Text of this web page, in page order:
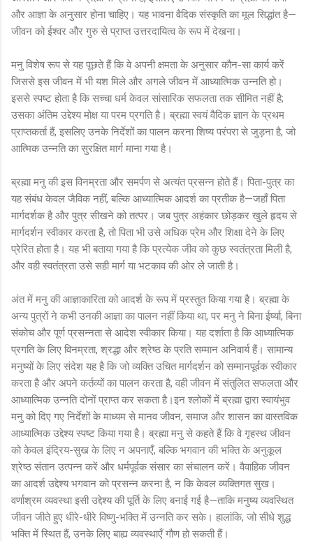
और आज्ञा के अनुसार होना चाहिए। यह भावना वैदिक संस्कृति का मूल सिद्धांत है—
जीवन को ईश्वर और गुरु से प्राप्त उत्तरदायित्व के रूप में देखना।
मनु विशेष रूप से यह पूछते हैं कि वे अपनी क्षमता के अनुसार कौन-सा कार्य करें
जिससे इस जीवन में भी यश मिले और अगले जीवन में आध्यात्मिक उन्नति हो।
इससे स्पष्ट होता है कि सच्चा धर्म केवल सांसारिक सफलता तक सीमित नहीं है;
उसका अंतिम उद्देश्य मोक्ष या परम प्रगति है। ब्रह्मा स्वयं वैदिक ज्ञान के प्रथम
प्राप्तकर्ता हैं, इसलिए उनके निर्देशों का पालन करना शिष्य परंपरा से जुड़ना है, जो
आत्मिक उन्नति का सुरक्षित मार्ग माना गया है।
ब्रह्मा मनु की इस विनम्रता और समर्पण से अत्यंत प्रसन्न होते हैं। पिता-पुत्र का
यह संबंध केवल जैविक नहीं, बल्कि आध्यात्मिक आदर्श का प्रतीक है—जहाँ पिता
मार्गदर्शक है और पुत्र सीखने को तत्पर। जब पुत्र अहंकार छोड़कर खुले हृदय से
मार्गदर्शन स्वीकार करता है, तो पिता भी उसे अधिक प्रेम और शिक्षा देने के लिए
प्रेरित होता है। यह भी बताया गया है कि प्रत्येक जीव को कुछ स्वतंत्रता मिली है,
और वही स्वतंत्रता उसे सही मार्ग या भटकाव की ओर ले जाती है।
अंत में मनु की आज्ञाकारिता को आदर्श के रूप में प्रस्तुत किया गया है। ब्रह्मा के
अन्य पुत्रों ने कभी उनकी आज्ञा का पालन नहीं किया था, पर मनु ने बिना ईर्ष्या, बिना
संकोच और पूर्ण प्रसन्नता से आदेश स्वीकार किया। यह दर्शाता है कि आध्यात्मिक
प्रगति के लिए विनम्रता, श्रद्धा और श्रेष्ठ के प्रति सम्मान अनिवार्य हैं। सामान्य
मनुष्यों के लिए संदेश यह है कि जो व्यक्ति उचित मार्गदर्शन को सम्मानपूर्वक स्वीकार
करता है और अपने कर्तव्यों का पालन करता है, वही जीवन में संतुलित सफलता और
आध्यात्मिक उन्नति दोनों प्राप्त कर सकता है।इन श्लोकों में ब्रह्मा द्वारा स्वायंभुव
मनु को दिए गए निर्देशों के माध्यम से मानव जीवन, समाज और शासन का वास्तविक
आध्यात्मिक उद्देश्य स्पष्ट किया गया है। ब्रह्मा मनु से कहते हैं कि वे गृहस्थ जीवन
को केवल इंद्रिय-सुख के लिए न अपनाएँ, बल्कि भगवान की भक्ति के अनुकूल
श्रेष्ठ संतान उत्पन्न करें और धर्मपूर्वक संसार का संचालन करें। वैवाहिक जीवन
का आदर्श उद्देश्य भगवान को प्रसन्न करना है, न कि केवल व्यक्तिगत सुख।
वर्णाश्रम व्यवस्था इसी उद्देश्य की पूर्ति के लिए बनाई गई है—ताकि मनुष्य व्यवस्थित
जीवन जीते हुए धीरे-धीरे विष्णु-भक्ति में उन्नति कर सके। हालांकि, जो सीधे शुद्ध
भक्ति में स्थित हैं, उनके लिए बाह्य व्यवस्थाएँ गौण हो सकती हैं।